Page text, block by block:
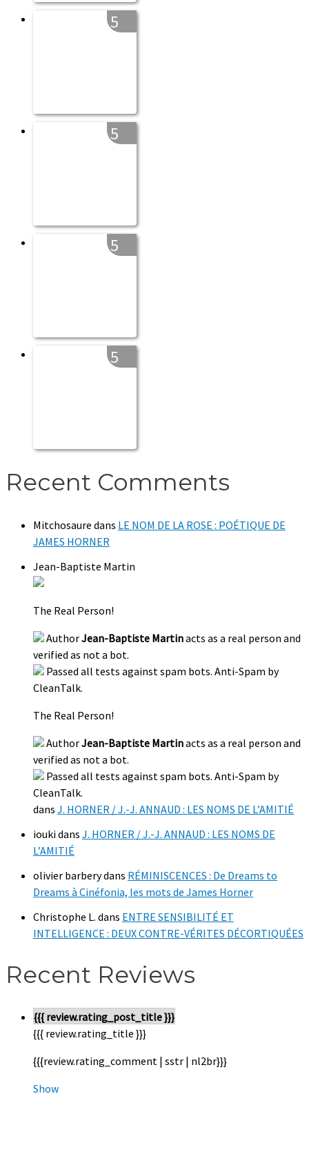
5
5
5
5
Recent Comments
Mitchosaure dans LE NOM DE LA ROSE : POÉTIQUE DE
JAMES HORNER
Jean-Baptiste Martin
The Real Person!
AuthorJean-Baptiste Martinacts as a real person and
verified as not a bot.
Passed all tests against spam bots. Anti-Spam by
CleanTalk.
The Real Person!
AuthorJean-Baptiste Martinacts as a real person and
verified as not a bot.
Passed all tests against spam bots. Anti-Spam by
CleanTalk.
dans J. HORNER / J.-J. ANNAUD : LES NOMS DE L’AMITIÉ
ioukidans J. HORNER / J.-J. ANNAUD : LES NOMS DE
L’AMITIÉ
olivier barberydans RÉMINISCENCES : De Dreams to
Dreams à Cinéfonia, les mots de James Horner
Christophe L. dans ENTRE SENSIBILITÉ ET
INTELLIGENCE : DEUX CONTRE-VÉRITES DÉCORTIQUÉES
Recent Reviews
{{{ review.rating_post_title }}}
{{{ review.rating_title }}}
{{{review.rating_comment | sstr | nl2br}}}
Show